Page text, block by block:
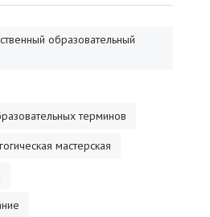
образовательный
терминов
мастерская